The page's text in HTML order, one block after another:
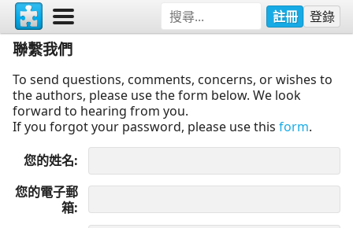
註冊 登錄
聯繫我們
To send questions, comments, concerns, or wishes to
the authors, please use the form below. We look
forward to hearing from you.
If you forgot your password, please use this form.
您的姓名
您的電子郵
箱